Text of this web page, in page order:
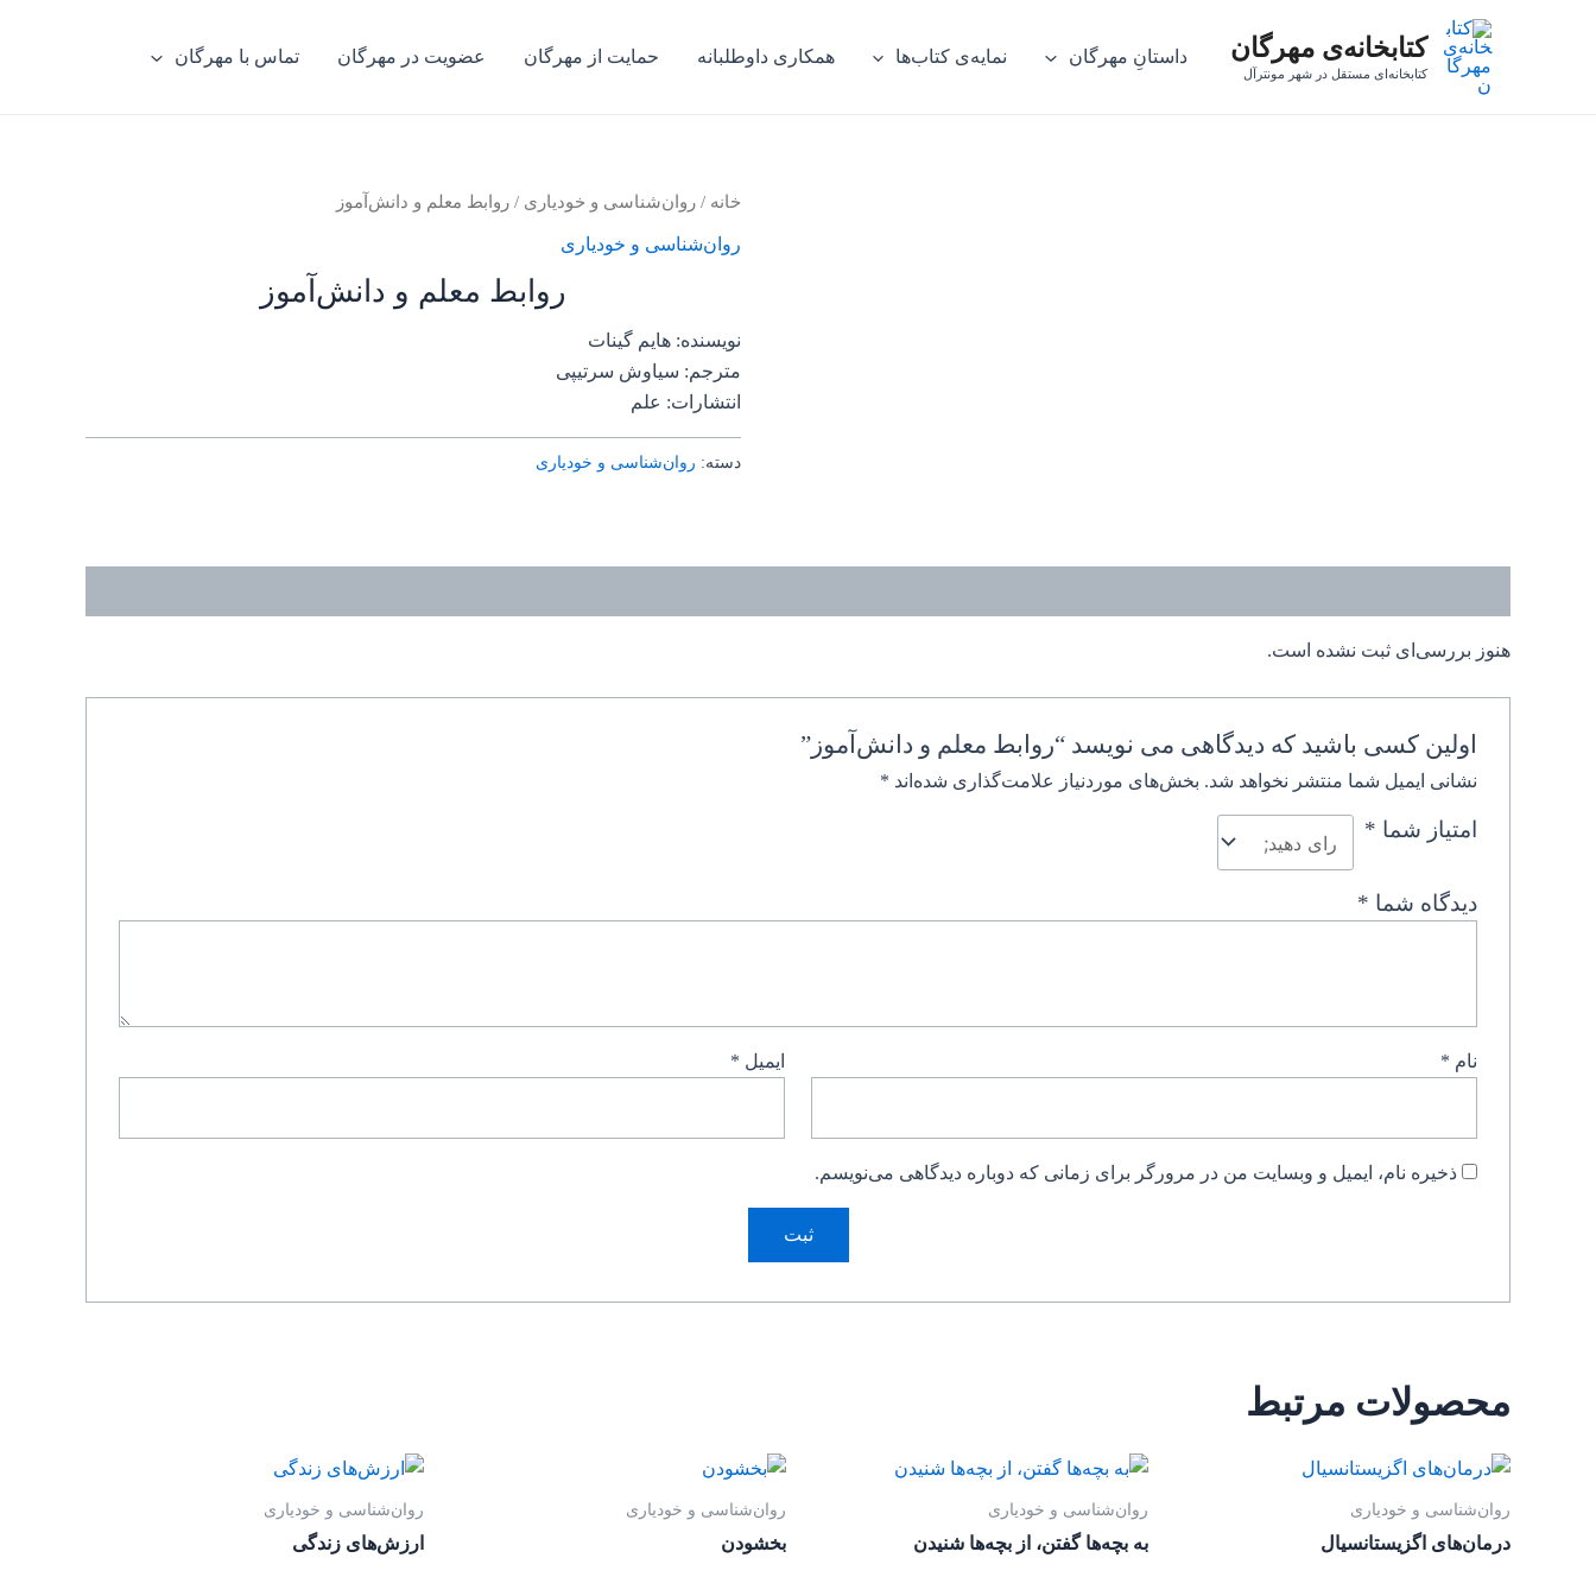
کتابخانه‌ی مهرگان
کتابخانه‌ای مستقل در شهر مونترآل
داستانِ مهرگان نمایه‌ی کتاب‌ها همکاری داوطلبانه حمایت از مهرگان عضویت در مهرگان تماس با مهرگان
خانه / روان‌‌شناسی و خودیاری / روابط معلم و دانش‌آموز
روان‌‌شناسی و خودیاری
روابط معلم و دانش‌آموز
نویسنده: هایم گینات
مترجم: سیاوش سرتیپی
انتشارات: علم
دسته: روان‌‌شناسی و خودیاری
هنوز بررسی‌ای ثبت نشده است.
اولین کسی باشید که دیدگاهی می نویسد “روابط معلم و دانش‌آموز”
نشانی ایمیل شما منتشر نخواهد شد. بخش‌های موردنیاز علامت‌گذاری شده‌اند *
امتیاز شما *
دیدگاه شما *
نام * ایمیل *
ذخیره نام، ایمیل و وبسایت من در مرورگر برای زمانی که دوباره دیدگاهی می‌نویسم.
محصولات مرتبط
روان‌‌شناسی و خودیاری
درمان‌های اگزیستانسیال
روان‌‌شناسی و خودیاری
به بچه‌ها گفتن، از بچه‌ها شنیدن
روان‌‌شناسی و خودیاری
بخشودن
روان‌‌شناسی و خودیاری
ارزش‌های زندگی